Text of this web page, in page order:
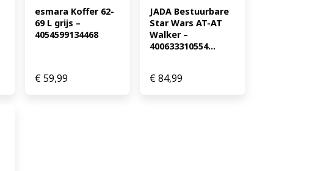
esmara Koffer 62-
69 L grijs –
4054599134468
€59,99
JADA Bestuurbare
Star Wars AT-AT
Walker –
400633310554...
€84,99